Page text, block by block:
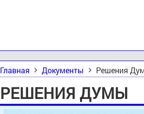
Главная Документы Решения
РЕШЕНИЯ ДУМЫ